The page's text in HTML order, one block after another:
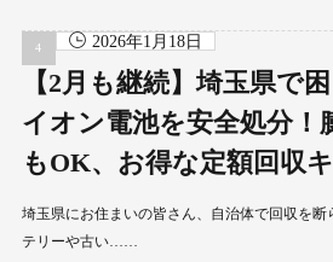
2026年1月18日
【2月も継続】埼玉県で
イオン電池を安全処分！
もOK、お得な定額回収
埼玉県にお住まいの皆さん、自治体で回収を断
テリーや古い……